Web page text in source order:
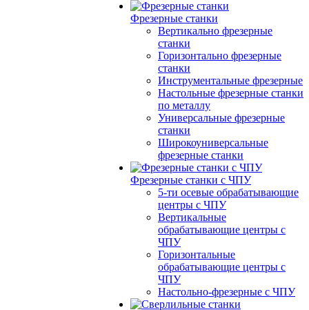
Фрезерные станки
Вертикально фрезерные
станки
Горизонтально фрезерные
станки
Инструментальные фрезерные
Настольные фрезерные станки
по металлу
Универсальные фрезерные
станки
Широкоуниверсальные
фрезерные станки
Фрезерные станки с ЧПУ
5-ти осевые обрабатывающие
центры с ЧПУ
Вертикальные
обрабатывающие центры с
ЧПУ
Горизонтальные
обрабатывающие центры с
ЧПУ
Настольно-фрезерные с ЧПУ